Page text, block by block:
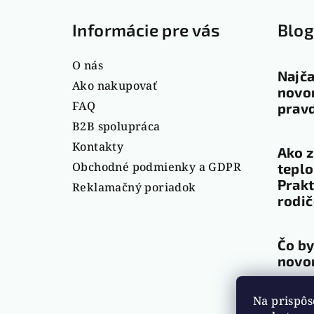
Na
Informácie pre vás
O nás
Ako nakupovať
FAQ
B2B spolupráca
Kontakty
Obchodné podmienky a GDPR
Reklamačný poriadok
Blog
Ako
Čo